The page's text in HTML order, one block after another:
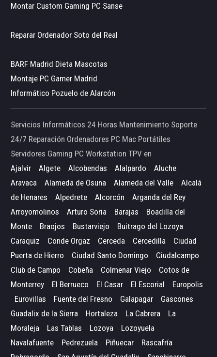
Montar Custom Gaming PC Sanse
Reparar Ordenador Soto del Real
BARF Madrid Dieta Mascotas
Montaje PC Gamer Madrid
Informático Pozuelo de Alarcón
Servicios Informáticos 24 Horas Mantenimiento Soporte
24/7 Reparación Ordenadores PC Mac Portátiles
Servidores Gaming PC Workstation TPV en
Ajalvir
Algete Alcobendas Alalpardo
Aluche
Aravaca
Alameda de Osuna Alameda del Valle
Alcalá
de Henares
Alpedrete Alcorcón
Arganda del Rey
Arroyomolinos
Arturo Soria Barajas
Boadilla del
Monte
Braojos Bustarviejo
Buitrago del Lozoya
Caraquiz
Conde Orgaz Cerceda Cercedilla
Ciudad
Puerta de Hierro
Ciudad Santo Domingo
Ciudalcampo
Club de Campo
Cobeña Colmenar Viejo
Cotos de
Monterrey
El Berrueco El Casar El Escorial
Europolis
Eurovillas
Fuente del Fresno Galapagar
Gascones
Guadalix de la Sierra
Hortaleza La Cabrera
La
Moraleja
Las Tablas Lozoya
Lozoyuela
Navalafuente
Pedrezuela Piñuecar
Rascafría